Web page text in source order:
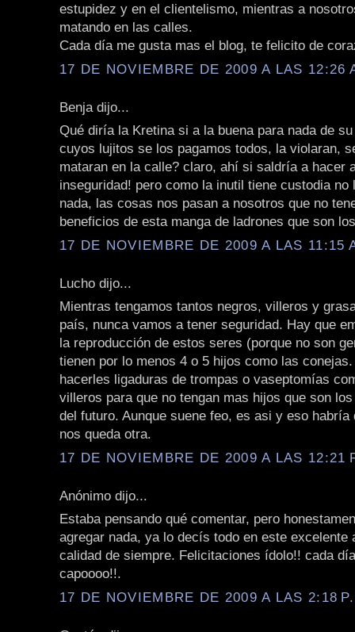
estupidez y en el clientelismo, mientras a
matando en las calles.
Cada día me gusta mas el blog, te felicito de
17 DE NOVIEMBRE DE 2009 A LAS 12:26
Benja dijo...
Qué diría la Kretina si a la buena para nada de
cuyos lujitos se los pagamos todos, la violaran,
mataran en la calle? claro, ahí si saldría a hacer
inseguridad! pero como la inutil tiene custodia no
nada, las cosas nos pasan a nosotros que no
beneficios de esta manga de ladrones que son
17 DE NOVIEMBRE DE 2009 A LAS 11:15
Lucho dijo...
Mientras tengamos tantos negros, villeros y
país, nunca vamos a tener seguridad. Hay que
la reproducción de estos seres (porque no son
tienen por lo menos 4 o 5 hijos como las
hacerles ligaduras de trompas o vaseptomías
villeros para que no tengan mas hijos que son
del futuro. Aunque suene feo, es asi y eso habría
nos queda otra.
17 DE NOVIEMBRE DE 2009 A LAS 12:21
Anónimo dijo...
Estaba pensando qué comentar, pero
agregar nada, ya lo decís todo en este excelente
calidad de siempre. Felicitaciones ídolo!! cada
capoooo!!.
17 DE NOVIEMBRE DE 2009 A LAS 2:18